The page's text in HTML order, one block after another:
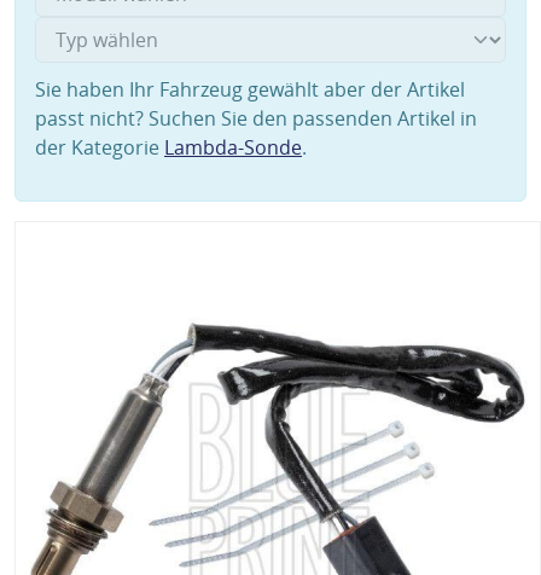
Sie haben Ihr Fahrzeug gewählt aber der Artikel
passt nicht? Suchen Sie den passenden Artikel in
der Kategorie Lambda-Sonde.